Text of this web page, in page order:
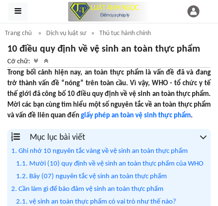
Trang chủ Dịch vụ luật sư Thủ tục hành chính
10 điều quy định về vệ sinh an toàn thực phẩm
Cỡ chữ:
Trong bối cảnh hiện nay, an toàn thực phẩm là vấn đề đã và đang
trở thành vấn đề “nóng” trên toàn cầu. Vì vậy, WHO - tổ chức y tế
thế giới đã công bố 10 điều quy định về vệ sinh an toàn thực phẩm.
Mời các bạn cùng tìm hiểu một số nguyên tắc về an toàn thực phẩm
và vấn đề liên quan đến giấy phép an toàn vệ sinh thực phẩm.
Mục lục bài viết
1. Ghi nhớ 10 nguyên tắc vàng về vệ sinh an toàn thực phẩm
1.1. Mười (10) quy định về vệ sinh an toàn thực phẩm của WHO
1.2. Bảy (07) nguyên tắc vệ sinh an toàn thực phẩm
2. Cần làm gì để bảo đảm vệ sinh an toàn thực phẩm
2.1. vệ sinh an toàn thực phẩm có vai trò như thế nào?